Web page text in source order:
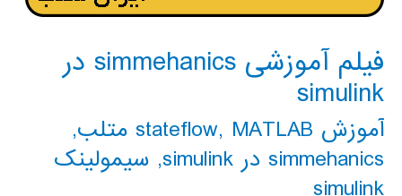
فیلم آموزشی simmehanics در
simulink
آموزش stateflow , MATLAB متلب
,
simmehanics در simulink
, سیمولینک
simulink